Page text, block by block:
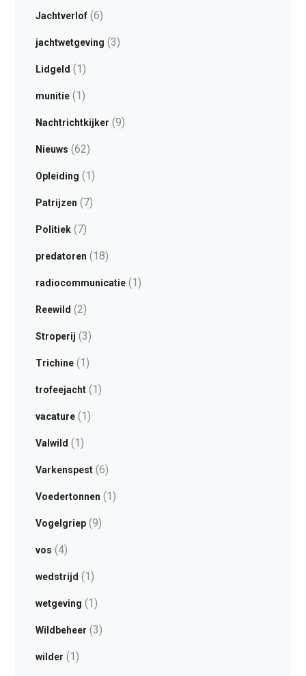
Jachtverlof(6)
jachtwetgeving (3)
Lidgeld (1)
munitie(1)
Nachtrichtkijker (9)
Nieuws (62)
Opleiding (1)
Patrijzen (7)
Politiek(7)
predatoren (18)
radiocommunicatie(1)
Reewild (2)
Stroperij (3)
Trichine(1)
trofeejacht(1)
vacature(1)
Valwild (1)
Varkenspest(6)
Voedertonnen (1)
Vogelgriep(9)
vos (4)
wedstrijd (1)
wetgeving (1)
Wildbeheer (3)
wilder (1)